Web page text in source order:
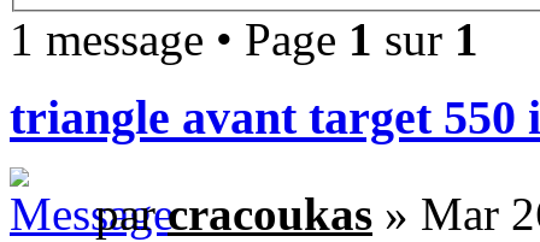
1 message • Page 1 sur 1
triangle avant target 550
parcracoukas » Mar